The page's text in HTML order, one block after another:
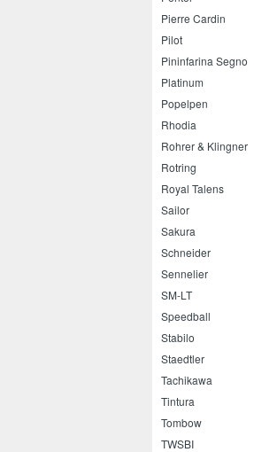
Pierre Cardin
Pilot
Pininfarina Segno
Platinum
Popelpen
Rhodia
Rohrer & Klingner
Rotring
Royal Talens
Sailor
Sakura
Schneider
Sennelier
SM-LT
Speedball
Stabilo
Staedtler
Tachikawa
Tintura
Tombow
TWSBI